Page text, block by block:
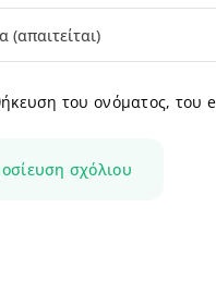
του ονόματος, του